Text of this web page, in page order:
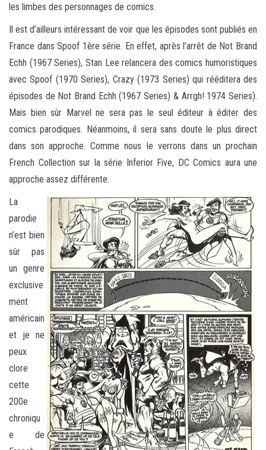
les limbes des personnages de comics.
Il est d’ailleurs intéressant de voir que les épisodes sont publiés en
France dans Spoof 1ère série. En effet, après l’arrêt de Not Brand
Echh (1967 Series), Stan Lee relancera des comics humoristiques
avec Spoof (1970 Series), Crazy (1973 Series) qui rééditera des
épisodes de Not Brand Echh (1967 Series) & Arrgh! 1974 Series).
Mais bien sûr Marvel ne sera pas le seul éditeur à éditer des
comics parodiques. Néanmoins, il sera sans doute le plus direct
dans son approche. Comme nous le verrons dans un prochain
French Collection sur la série Inferior Five, DC Comics aura une
approche assez différente.
La
parodie
n’est bien
sûr pas
un genre
exclusive
ment
américain
et je ne
peux
clore
cette
200e
chroniqu
e de